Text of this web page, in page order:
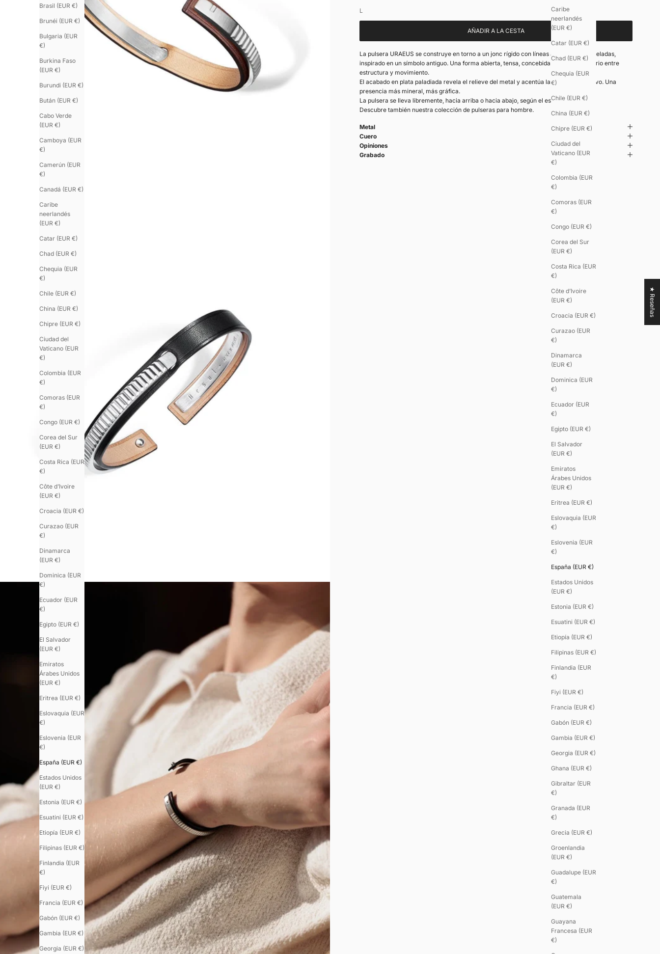
Caribe
neerlandés
(EUR €)
Catar (EUR €)
Chad (EUR €)
Chequia (EUR
€)
Chile (EUR €)
China (EUR €)
Chipre (EUR €)
Ciudad del
Vaticano (EUR
€)
Colombia (EUR
€)
Comoras (EUR
€)
Congo (EUR €)
Corea del Sur
(EUR €)
Costa Rica (EUR
€)
Côte d’Ivoire
(EUR €)
Croacia (EUR €)
Curazao (EUR
€)
Dinamarca
(EUR €)
Dominica (EUR
€)
Ecuador (EUR
€)
Egipto (EUR €)
El Salvador
(EUR €)
Emiratos
Árabes Unidos
(EUR €)
Eritrea (EUR €)
Eslovaquia (EUR
€)
Eslovenia (EUR
€)
España (EUR €)
Estados Unidos
(EUR €)
Estonia (EUR €)
Esuatini (EUR €)
Etiopía (EUR €)
Filipinas (EUR €)
Finlandia (EUR
€)
Fiyi (EUR €)
Francia (EUR €)
Gabón (EUR €)
Gambia (EUR €)
Georgia (EUR €)
Ghana (EUR €)
Gibraltar (EUR
€)
Granada (EUR
€)
Grecia (EUR €)
Groenlandia
(EUR €)
Guadalupe (EUR
€)
Guatemala
(EUR €)
Guayana
Francesa (EUR
€)
Brasil (EUR €)
Brunéi (EUR €)
Bulgaria (EUR
€)
Burkina Faso
(EUR €)
Burundi (EUR €)
Bután (EUR €)
Cabo Verde
(EUR €)
Camboya (EUR
€)
Camerún (EUR
€)
Canadá (EUR €)
Caribe
neerlandés
(EUR €)
Catar (EUR €)
Chad (EUR €)
Chequia (EUR
€)
Chile (EUR €)
China (EUR €)
Chipre (EUR €)
Ciudad del
Vaticano (EUR
€)
Colombia (EUR
€)
Comoras (EUR
€)
Congo (EUR €)
Corea del Sur
(EUR €)
Costa Rica (EUR
€)
Côte d’Ivoire
(EUR €)
Croacia (EUR €)
Curazao (EUR
€)
Dinamarca
(EUR €)
Dominica (EUR
€)
Ecuador (EUR
€)
Egipto (EUR €)
El Salvador
(EUR €)
Emiratos
Árabes Unidos
(EUR €)
Eritrea (EUR €)
Eslovaquia (EUR
€)
Eslovenia (EUR
€)
España (EUR €)
Estados Unidos
(EUR €)
Estonia (EUR €)
Esuatini (EUR €)
Etiopía (EUR €)
Filipinas (EUR €)
Finlandia (EUR
€)
Fiyi (EUR €)
Francia (EUR €)
Gabón (EUR €)
Gambia (EUR €)
Georgia (EUR €)
L
AÑADIR A LA CESTA
La pulsera URAEUS se construye en torno a un jonc rígido con líneas asimétricas cinceladas,
inspirado en un símbolo antiguo. Una forma abierta, tensa, concebida como un equilibrio entre
estructura y movimiento.
El acabado en plata paladiada revela el relieve del metal y acentúa la lectura del motivo. Una
presencia más mineral, más gráfica.
La pulsera se lleva libremente, hacia arriba o hacia abajo, según el estilo deseado.
Descubre también nuestra colección de pulseras para hombre.
Metal
Cuero
Opiniones
Grabado
★ Reseñas